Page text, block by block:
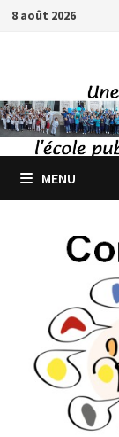
Passer
8 août 2026
MENU